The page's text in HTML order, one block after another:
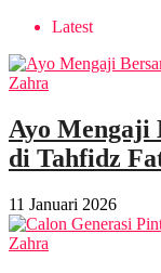
Latest
Ayo Mengaji
di Tahfidz
11 Januari 2026